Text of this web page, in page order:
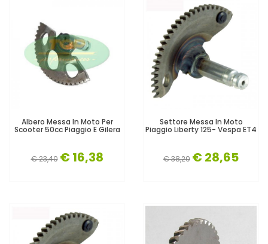
Albero Messa In Moto Per
Scooter 50cc Piaggio E Gilera
€ 23,40 € 16,38
Settore Messa In Moto
Piaggio Liberty 125- Vespa ET4
€ 38,20 € 28,65